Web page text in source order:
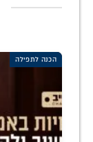
הכנה לתפילה